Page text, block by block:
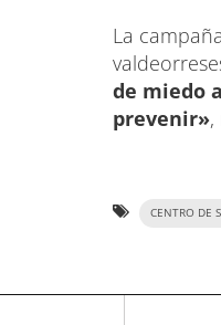
La
de miedo
prevenir»
CENTRO DE